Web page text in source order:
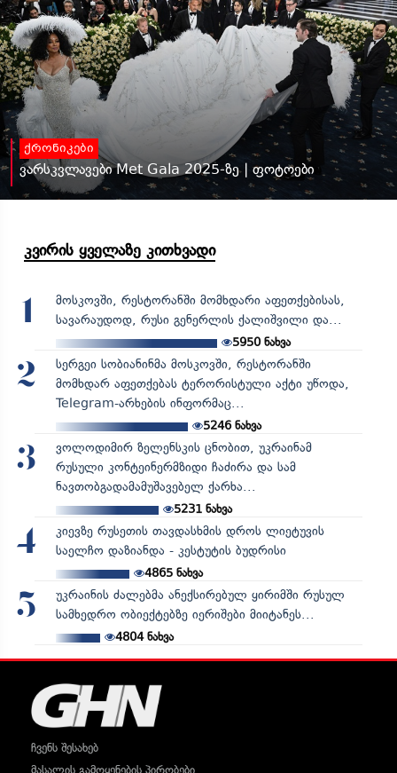
ქრონიკები
ვარსკვლავები Met Gala 2025-ზე | ფოტოები
კვირის ყველაზე კითხვადი
1
მოსკოვში, რესტორანში მომხდარი აფეთქებისას,
სავარაუდოდ, რუსი გენერლის ქალიშვილი და...
5950ნახვა
2
სერგეი სობიანინმა მოსკოვში, რესტორანში
მომხდარ აფეთქებას ტერორისტული აქტი უწოდა,
Telegram-არხების ინფორმაც...
5246ნახვა
3
ვოლოდიმირ ზელენსკის ცნობით, უკრაინამ
რუსული კონტეინერმზიდი ჩაძირა და სამ
ნავთობგადამამუშავებელ ქარხა...
5231ნახვა
4
კიევზე რუსეთის თავდასხმის დროს ლიეტუვის
საელჩო დაზიანდა - კესტუტის ბუდრისი
4865ნახვა
5
უკრაინის ძალებმა ანექსირებულ ყირიმში რუსულ
სამხედრო ობიექტებზე იერიშები მიიტანეს...
4804ნახვა
ჩვენს შესახებ
მასალის გამოყენების პირობები